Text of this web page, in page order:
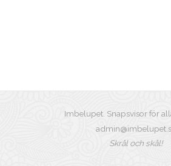
Imbelupet. Snapsvisor för
Skrål och skål!